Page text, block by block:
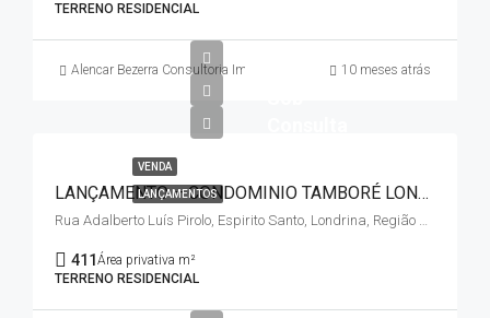
TERRENO RESIDENCIAL
Alencar Bezerra Consultoria Imobiliária 10 meses atrás
VENDA
LANÇAMENTOS LANÇAMENTO – CONDOMINIO TAMBORÉ LONDRINA – JD. MARISOL / ZONA SUL
Rua Adalberto Luís Pirolo, Espirito Santo, Londrina, Região Geográfica Imediata de Londrina, Região Geográfica Intermediária de Londrina, Paraná, Região Sul, 86055-701, Brasil
411 Área privativa m²
TERRENO RESIDENCIAL